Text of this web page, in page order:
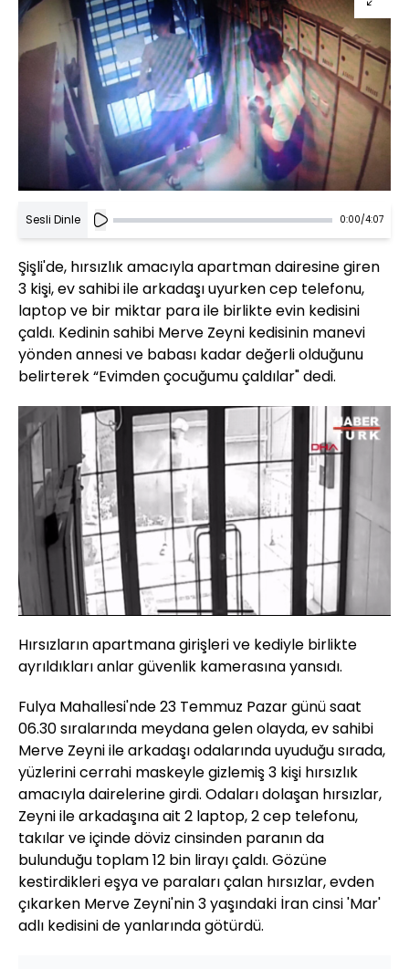
Sesli Dinle 0:00/4:07
Şişli'de, hırsızlık amacıyla apartman dairesine giren
3 kişi, ev sahibi ile arkadaşı uyurken cep telefonu,
laptop ve bir miktar para ile birlikte evin kedisini
çaldı. Kedinin sahibi Merve Zeyni kedisinin manevi
yönden annesi ve babası kadar değerli olduğunu
belirterek “Evimden çocuğumu çaldılar" dedi.
Sesi
Aç
Yüklendi :
16.77%
Oynatma
Hızı
Hırsızların apartmana girişleri ve kediyle birlikte
ayrıldıkları anlar güvenlik kamerasına yansıdı.
Fulya Mahallesi'nde 23 Temmuz Pazar günü saat
06.30 sıralarında meydana gelen olayda, ev sahibi
Merve Zeyni ile arkadaşı odalarında uyuduğu sırada,
yüzlerini cerrahi maskeyle gizlemiş 3 kişi hırsızlık
amacıyla dairelerine girdi. Odaları dolaşan hırsızlar,
Zeyni ile arkadaşına ait 2 laptop, 2 cep telefonu,
takılar ve içinde döviz cinsinden paranın da
bulunduğu toplam 12 bin lirayı çaldı. Gözüne
kestirdikleri eşya ve paraları çalan hırsızlar, evden
çıkarken Merve Zeyni'nin 3 yaşındaki İran cinsi 'Mar'
adlı kedisini de yanlarında götürdü.